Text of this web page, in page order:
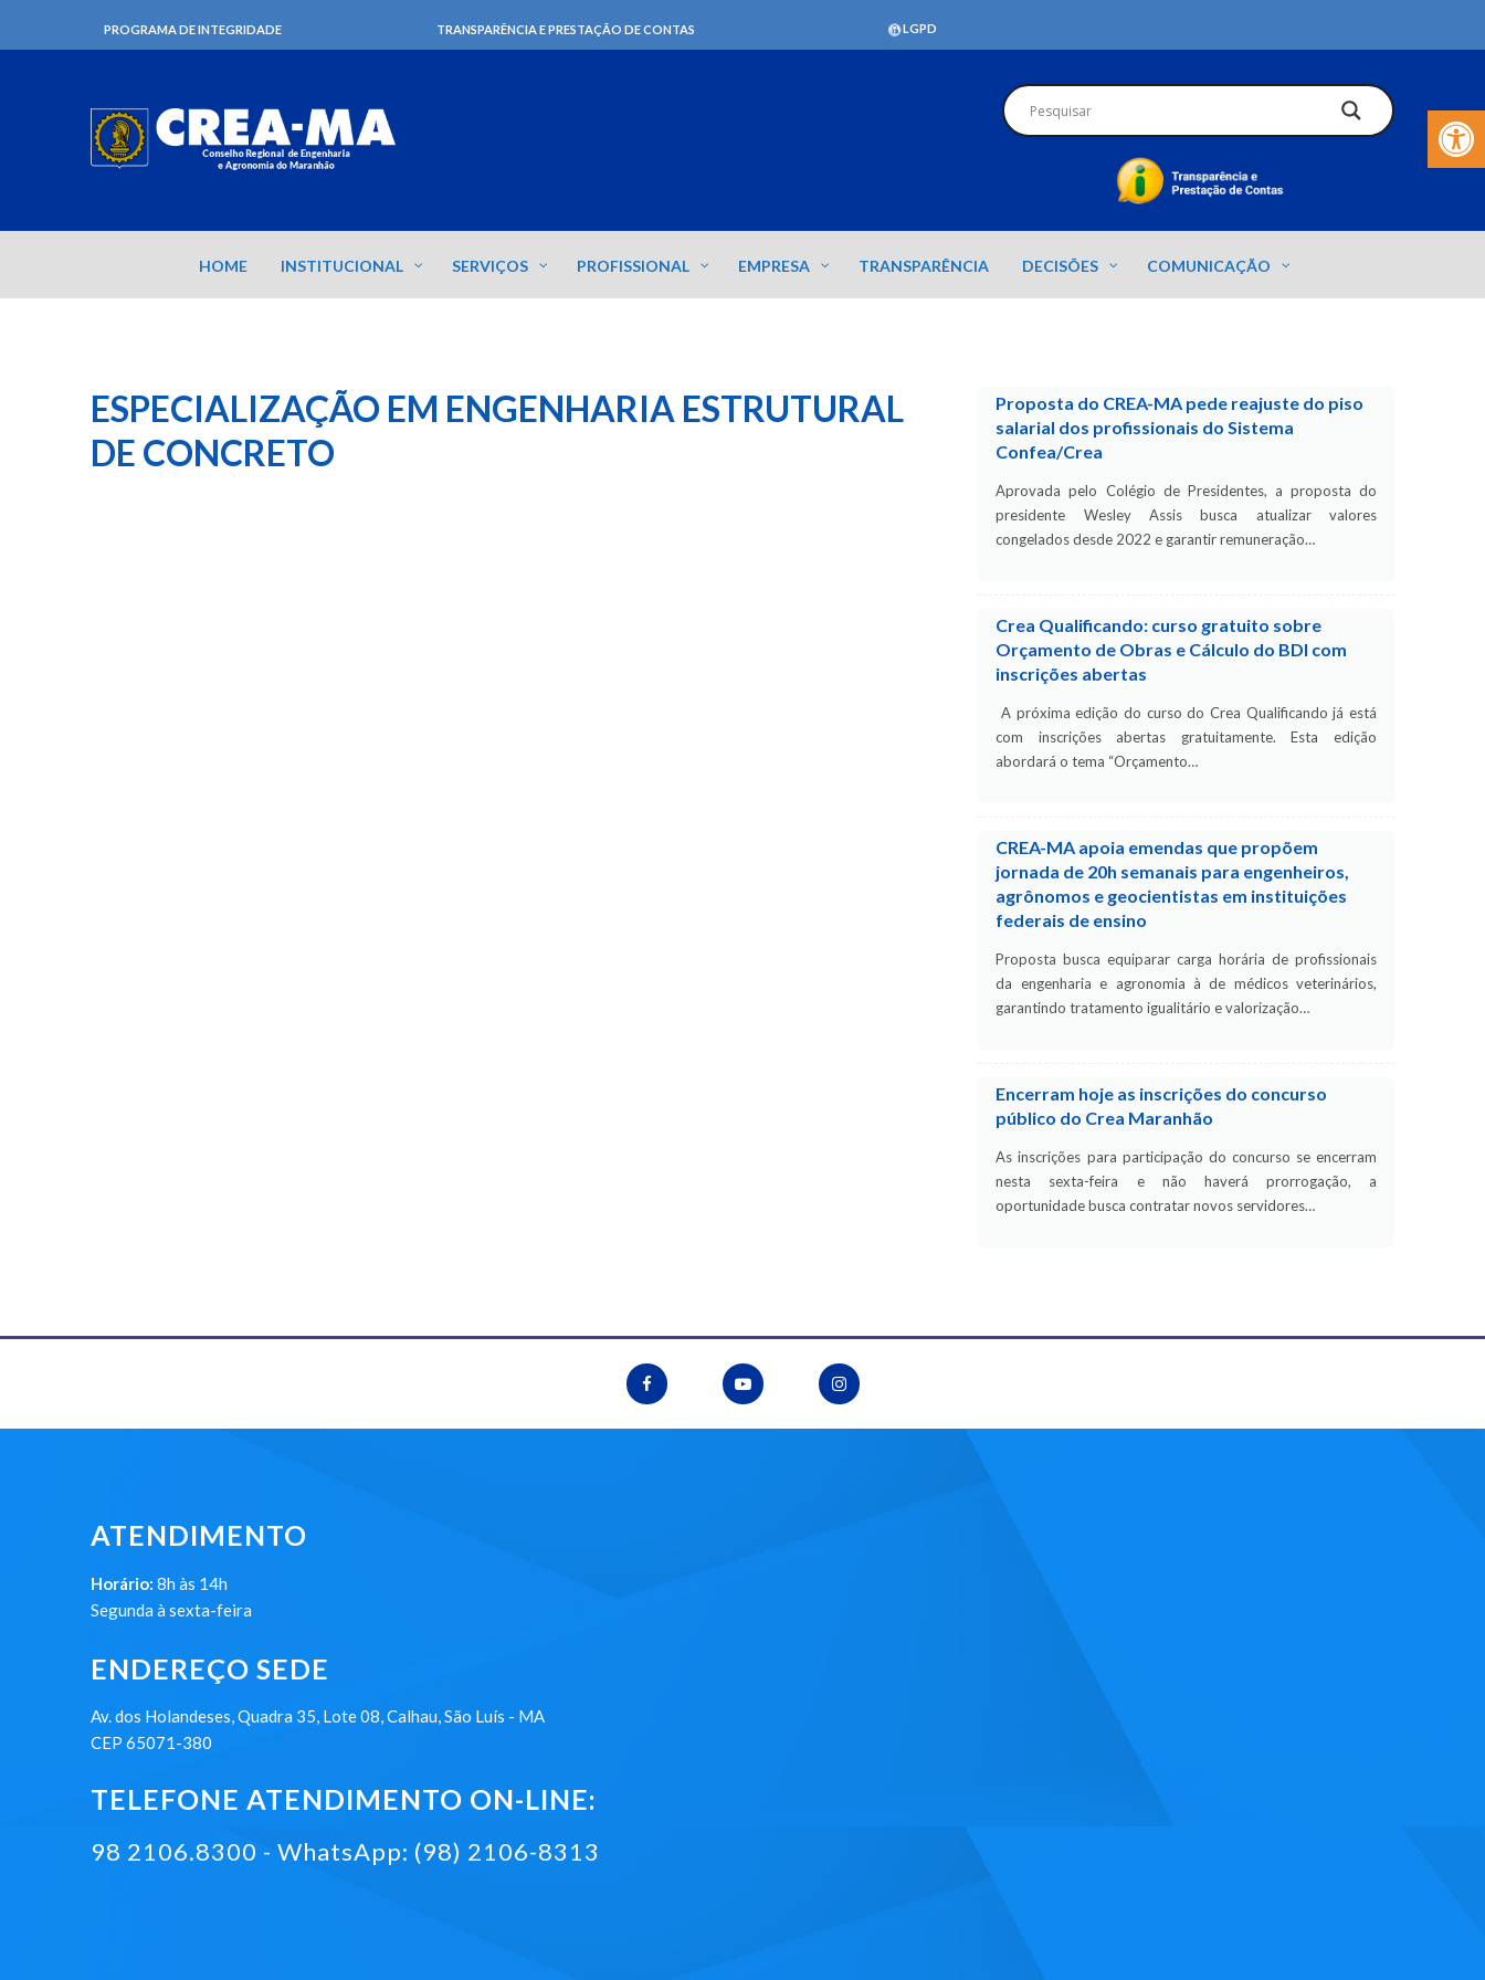
Barra de
PROGRAMA DE INTEGRIDADE TRANSPARÊNCIA E PRESTAÇÃO DE CONTAS LGPD
HOME INSTITUCIONAL SERVIÇOS PROFISSIONAL EMPRESA TRANSPARÊNCIA DECISÕES COMUNICAÇÃO
ESPECIALIZAÇÃO EM ENGENHARIA ESTRUTURAL
DE CONCRETO
Proposta do CREA-MA pede reajuste do piso
salarial dos profissionais do Sistema
Confea/Crea
Aprovada pelo Colégio de Presidentes, a proposta do
presidente Wesley Assis busca atualizar valores
congelados desde 2022 e garantir remuneração…
Crea Qualificando: curso gratuito sobre
Orçamento de Obras e Cálculo do BDI com
inscrições abertas
A próxima edição do curso do Crea Qualificando já está
com inscrições abertas gratuitamente. Esta edição
abordará o tema “Orçamento…
CREA-MA apoia emendas que propõem
jornada de 20h semanais para engenheiros,
agrônomos e geocientistas em instituições
federais de ensino
Proposta busca equiparar carga horária de profissionais
da engenharia e agronomia à de médicos veterinários,
garantindo tratamento igualitário e valorização…
Encerram hoje as inscrições do concurso
público do Crea Maranhão
As inscrições para participação do concurso se encerram
nesta sexta-feira e não haverá prorrogação, a
oportunidade busca contratar novos servidores…
ATENDIMENTO
Horário: 8h às 14h
Segunda à sexta-feira
ENDEREÇO SEDE
Av. dos Holandeses, Quadra 35, Lote 08, Calhau, São Luís - MA
CEP 65071-380
TELEFONE ATENDIMENTO ON-LINE:
98 2106.8300 - WhatsApp: (98) 2106-8313